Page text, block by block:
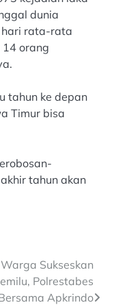
dunia
hari rata-rata
orang
tahun ke depan
Timur bisa
tahun akan
Sukseskan
Polrestabes
Apkrindo